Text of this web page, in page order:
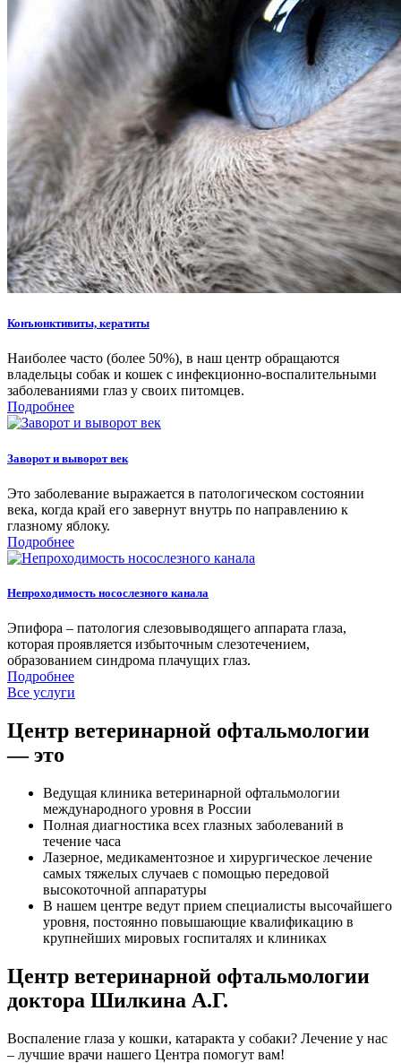
Конъюнктивиты, кератиты
Наиболее часто (более 50%), в наш центр обращаются
владельцы собак и кошек с инфекционно-воспалительными
заболеваниями глаз у своих питомцев.
Подробнее
Заворот и выворот век
Это заболевание выражается в патологическом состоянии
века, когда край его завернут внутрь по направлению к
глазному яблоку.
Подробнее
Непроходимость носослезного канала
Эпифора – патология слезовыводящего аппарата глаза,
которая проявляется избыточным слезотечением,
образованием синдрома плачущих глаз.
Подробнее
Все услуги
Центр ветеринарной офтальмологии
— это
Ведущая клиника ветеринарной офтальмологии
международного уровня в России
Полная диагностика всех глазных заболеваний в
течение часа
Лазерное, медикаментозное и хирургическое лечение
самых тяжелых случаев с помощью передовой
высокоточной аппаратуры
В нашем центре ведут прием специалисты высочайшего
уровня, постоянно повышающие квалификацию в
крупнейших мировых госпиталях и клиниках
Центр ветеринарной офтальмологии
доктора Шилкина А.Г.
Воспаление глаза у кошки, катаракта у собаки? Лечение у нас
– лучшие врачи нашего Центра помогут вам!